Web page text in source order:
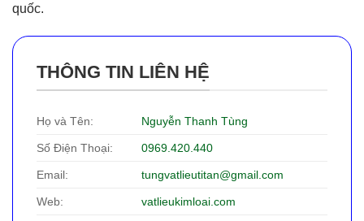
quốc.
THÔNG TIN LIÊN HỆ
Họ và Tên: Nguyễn Thanh Tùng
Số Điện Thoại: 0969.420.440
Email: tungvatlieutitan@gmail.com
Web: vatlieukimloai.com